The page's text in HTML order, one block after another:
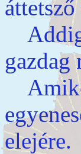
Addig
gazdag
elejére.